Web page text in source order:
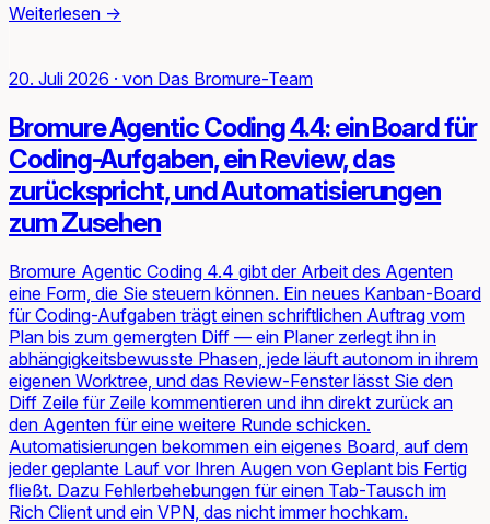
Weiterlesen →
20. Juli 2026 · von Das Bromure-Team
Bromure Agentic Coding 4.4: ein Board für
Coding-Aufgaben, ein Review, das
zurückspricht, und Automatisierungen
zum Zusehen
Bromure Agentic Coding 4.4 gibt der Arbeit des Agenten
eine Form, die Sie steuern können. Ein neues Kanban-Board
für Coding-Aufgaben trägt einen schriftlichen Auftrag vom
Plan bis zum gemergten Diff — ein Planer zerlegt ihn in
abhängigkeitsbewusste Phasen, jede läuft autonom in ihrem
eigenen Worktree, und das Review-Fenster lässt Sie den
Diff Zeile für Zeile kommentieren und ihn direkt zurück an
den Agenten für eine weitere Runde schicken.
Automatisierungen bekommen ein eigenes Board, auf dem
jeder geplante Lauf vor Ihren Augen von Geplant bis Fertig
fließt. Dazu Fehlerbehebungen für einen Tab-Tausch im
Rich Client und ein VPN, das nicht immer hochkam.